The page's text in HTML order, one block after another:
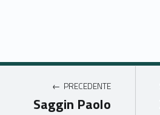
PRECEDENTE
Saggin Paolo